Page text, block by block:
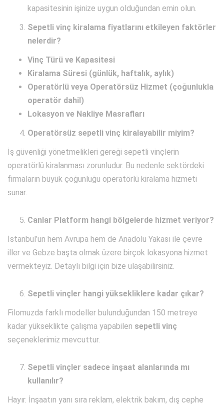
kapasitesinin işinize uygun olduğundan emin olun.
Sepetli vinç kiralama fiyatlarını etkileyen faktörler
nelerdir?
Vinç Türü ve Kapasitesi
Kiralama Süresi (günlük, haftalık, aylık)
Operatörlü veya Operatörsüz Hizmet (çoğunlukla
operatör dahil)
Lokasyon ve Nakliye Masrafları
Operatörsüz sepetli vinç kiralayabilir miyim?
İş güvenliği yönetmelikleri gereği sepetli vinçlerin
operatörlü kiralanması zorunludur. Bu nedenle sektördeki
firmaların büyük çoğunluğu operatörlü kiralama hizmeti
sunar.
Canlar Platform hangi bölgelerde hizmet veriyor?
İstanbul’un hem Avrupa hem de Anadolu Yakası ile çevre
iller ve Gebze başta olmak üzere birçok lokasyona hizmet
vermekteyiz. Detaylı bilgi için bize ulaşabilirsiniz.
Sepetli vinçler hangi yüksekliklere kadar çıkar?
Filomuzda farklı modeller bulunduğundan 150 metreye
kadar yükseklikte çalışma yapabilen sepetli vinç
seçeneklerimiz mevcuttur.
Sepetli vinçler sadece inşaat alanlarında mı
kullanılır?
Hayır. İnşaatın yanı sıra reklam, elektrik bakım, dış cephe